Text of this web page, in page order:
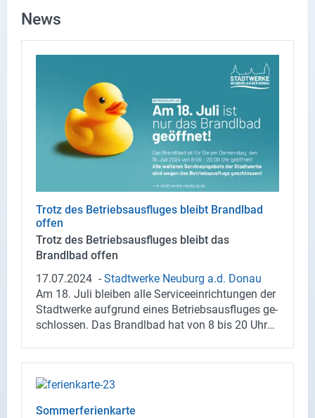
News
Trotz des Be­triebs­aus­flu­ges bleibt Brandlbad
offen
Trotz des Be­triebs­aus­flu­ges bleibt das
Brandlbad offen
17.07.2024 - Stadt­wer­ke Neu­burg a.d. Donau
Am 18. Juli blei­ben alle Ser­vice­ein­rich­tun­gen der
Stadt­wer­ke auf­grund eines Be­triebs­aus­flu­ges ge­
schlos­sen. Das Brandlbad hat von 8 bis 20 Uhr
Som­mer­fe­ri­en­kar­te